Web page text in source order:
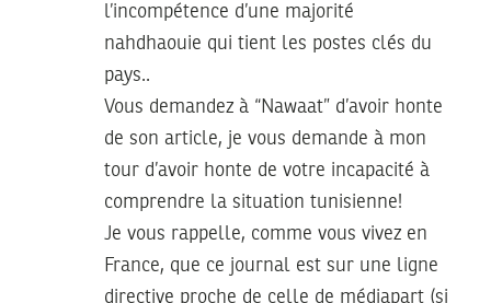
l’incompétence d’une majorité
nahdhaouie qui tient les postes clés du
pays..
Vous demandez à “Nawaat” d’avoir honte
de son article, je vous demande à mon
tour d’avoir honte de votre incapacité à
comprendre la situation tunisienne!
Je vous rappelle, comme vous vivez en
France, que ce journal est sur une ligne
directive proche de celle de médiapart (si